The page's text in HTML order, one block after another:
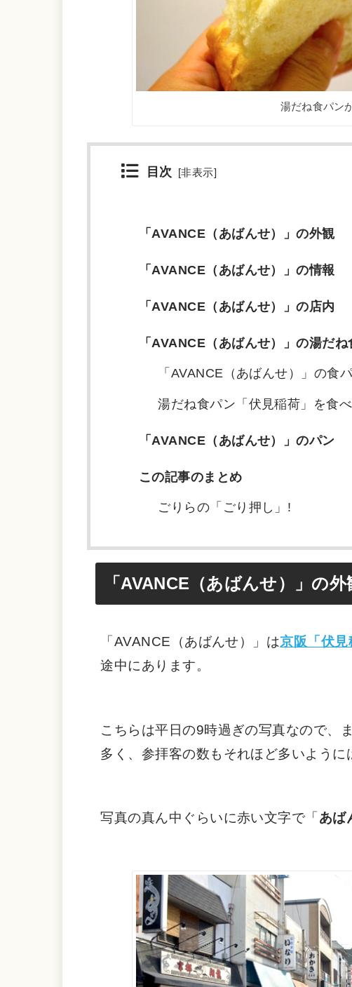
湯だね食パン
目次 [非表示]
「AVANCE（あばんせ）」の外観
「AVANCE（あばんせ）」の情報
「AVANCE（あばんせ）」の店内
「AVANCE（あばんせ）」の湯だね
「AVANCE（あばんせ）」の食
湯だね食パン「伏見稲荷」を食
「AVANCE（あばんせ）」のパン
この記事のまとめ
ごりらの「ごり押し」!
「AVANCE（あばんせ）」の外
「AVANCE（あばんせ）」は京阪「伏
途中にあります。
こちらは平日の9時過ぎの写真なので、
多く、参拝客の数もそれほど多いように
写真の真ん中ぐらいに赤い文字で「 あば